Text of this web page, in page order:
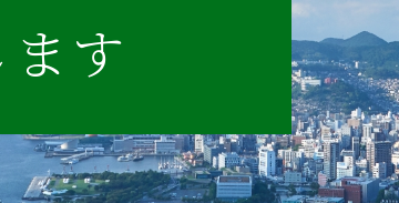
維持管理分野
す